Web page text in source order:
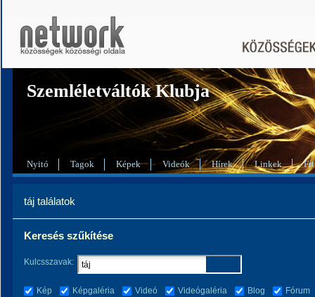
Szemléletváltók Klubja
Nyitó Tagok Képek Videók Hírek Linkek
táj találatok
Keresés szűkítése
Kulcsszavak:
Kép Képgaléria Videó Videógaléria Blog Fórum